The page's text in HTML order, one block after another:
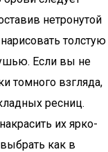
нетронутой
толстую
Если вы не
томного взгляда,
ресниц.
их ярко-
как в